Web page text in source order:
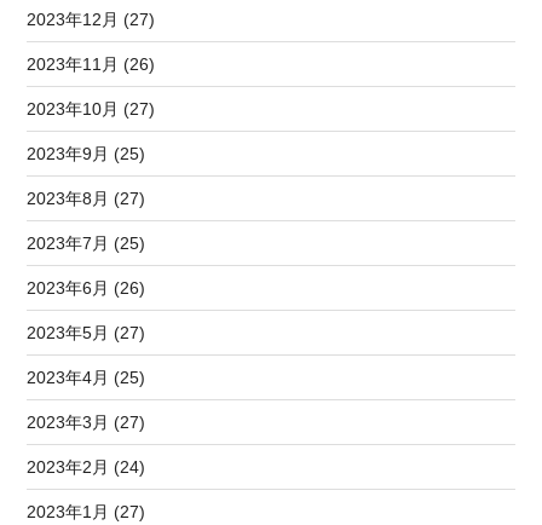
2023年12月 (27)
2023年11月 (26)
2023年10月 (27)
2023年9月 (25)
2023年8月 (27)
2023年7月 (25)
2023年6月 (26)
2023年5月 (27)
2023年4月 (25)
2023年3月 (27)
2023年2月 (24)
2023年1月 (27)